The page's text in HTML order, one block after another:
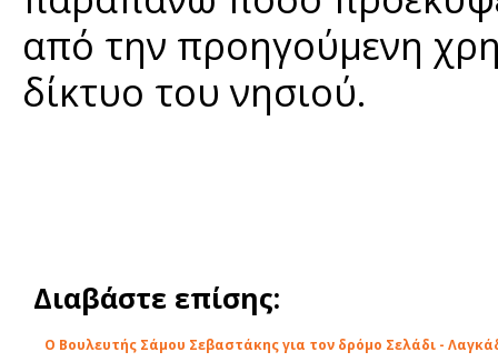
από την προηγούμενη
δίκτυο του νησιού.
Διαβάστε επίσης:
Ο Βουλευτής Σάμου Σεβαστάκης για τον δρόμο Σελάδι -